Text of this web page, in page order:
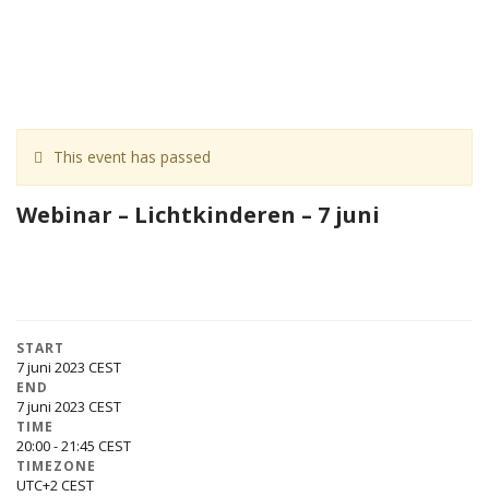
This event has passed
Webinar – Lichtkinderen – 7 juni
START
7 juni 2023
END
7 juni 2023
TIME
20:00 - 21:45
TIMEZONE
UTC+2